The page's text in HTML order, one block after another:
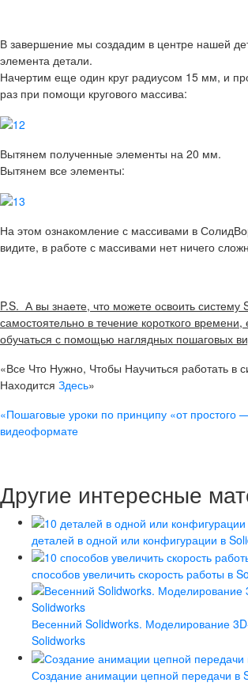
В завершение мы создадим в центре нашей
элемента детали.
Начертим еще один круг радиусом 15 мм, и
раз при помощи кругового массива:
Вытянем полученные элементы на 20 мм.
Вытянем все элементы:
На этом ознакомление с массивами в
видите, в работе с массивами нет ничего
P.S. А вы знаете, что можете освоить систему
самостоятельно в течение короткого времени,
обучаться с помощью наглядных пошаговых
«Все Что Нужно, Чтобы Научиться работать в
Находится Здесь»
«Пошаговые уроки по принципу «от простого
видеоформате
Другие интересные
деталей в одной или конфигурации в
способов увеличить скорость работы в
Весенний Solidworks. Моделирование
Solidworks
Создание анимации цепной передачи в